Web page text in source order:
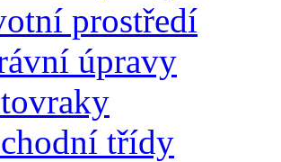
prostředí
úpravy
třídy